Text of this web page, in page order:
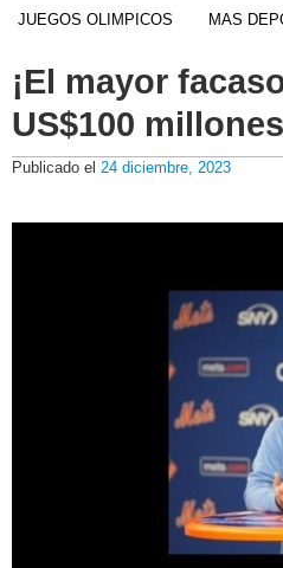
JUEGOS OLIMPICOS MAS
¡El mayor
US$100
Publicado el 24 diciembre, 2023